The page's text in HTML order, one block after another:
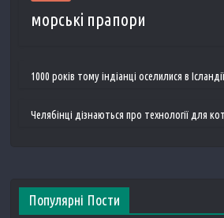
морські прапори
1000 років тому індіанці оселилися в
Челябінці дізнаються про технології для
Популярні Пости